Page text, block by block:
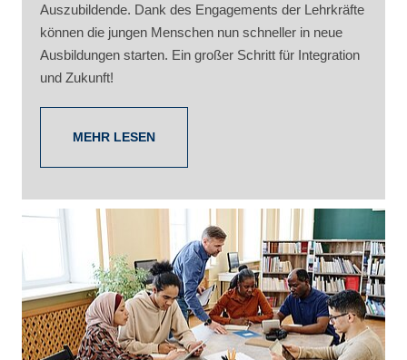
Auszubildende. Dank des Engagements der Lehrkräfte
können die jungen Menschen nun schneller in neue
Ausbildungen starten. Ein großer Schritt für Integration
und Zukunft!
MEHR LESEN